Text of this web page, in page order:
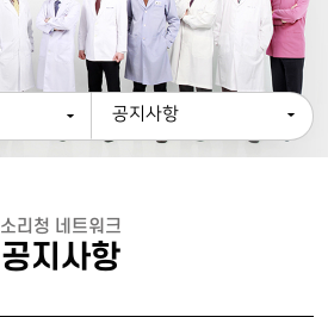
공지사항
소리청 네트워크
공지사항